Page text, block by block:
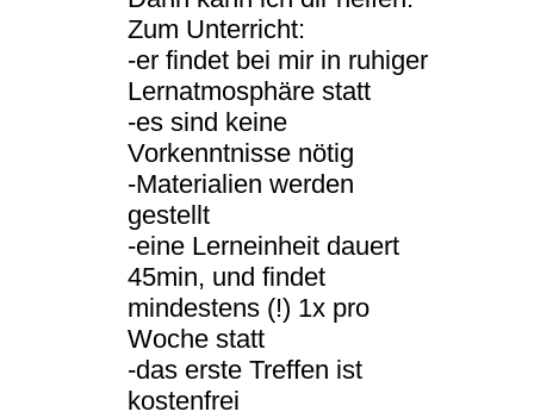
Zum Unterricht:
-er findet bei mir in ruhiger
Lernatmosphäre statt
-es sind keine
Vorkenntnisse nötig
-Materialien werden
gestellt
-eine Lerneinheit dauert
45min, und findet
mindestens (!) 1x pro
Woche statt
-das erste Treffen ist
kostenfrei